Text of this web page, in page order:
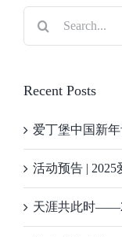
Recent Posts
爱丁堡中国新
活动预告 |
天涯共此时